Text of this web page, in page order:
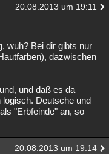
20.08.2013 um 19:11
wuh? Bei dir gibts nur
dazwischen
und daß es da
Deutsche und
"Erbfeinde" an, so
20.08.2013 um 19:14